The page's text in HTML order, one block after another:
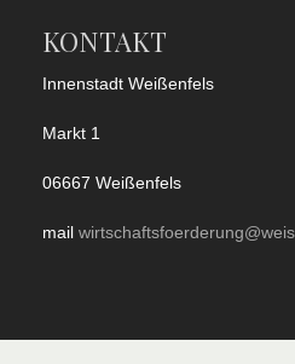
KONTAKT
Innenstadt Weißenfels
Markt 1
06667 Weißenfels
mail